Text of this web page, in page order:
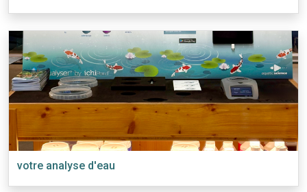
votre analyse d'eau